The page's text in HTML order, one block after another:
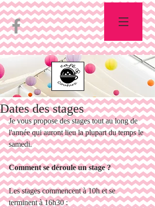
Dates des stages
Je vous propose des stages tout au long de
l'année qui auront lieu la plupart du temps le
samedi.
Comment se déroule un stage ?
Les stages commencent à 10h et se
terminent à 16h30 :